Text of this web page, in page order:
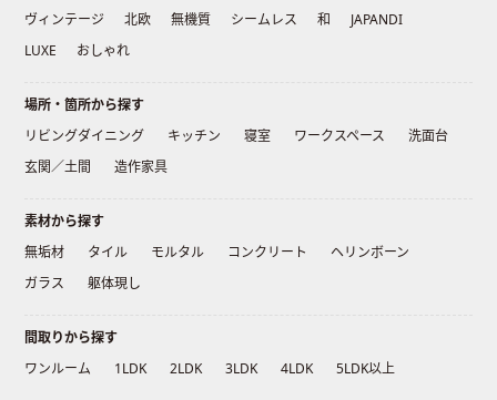
ヴィンテージ
北欧 無機質 シームレス 和
JAPANDI
LUXE
おしゃれ
場所・箇所から探す
リビングダイニング
キッチン 寝室 ワークスペース
洗面台
玄関／土間
造作家具
素材から探す
無垢材
タイル モルタル コンクリート
ヘリンボーン
ガラス
躯体現し
間取りから探す
ワンルーム
1LDK 2LDK 3LDK 4LDK 5LDK以上